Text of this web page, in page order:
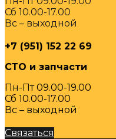
Сб 10.00-17.00
Вс – выходной
+7 (951) 152 22 69
СТО и запчасти
Пн-Пт 09.00-19.00
Сб 10.00-17.00
Вс – выходной
Связаться